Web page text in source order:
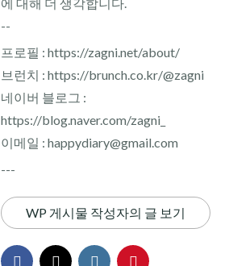
--
프로필 : https://zagni.net/about/
브런치 : https://brunch.co.kr/@zagni
네이버 블로그 :
https://blog.naver.com/zagni_
이메일 : happydiary@gmail.com
---
WP 게시물 작성자의 글 보기